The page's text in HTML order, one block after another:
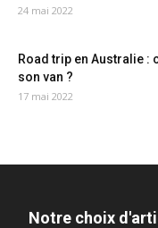
24 mai 2022
Road trip en Australie :
son van ?
17 mai 2022
Notre choix